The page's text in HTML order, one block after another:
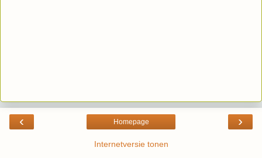
‹ ›
Homepage
Internetversie tonen